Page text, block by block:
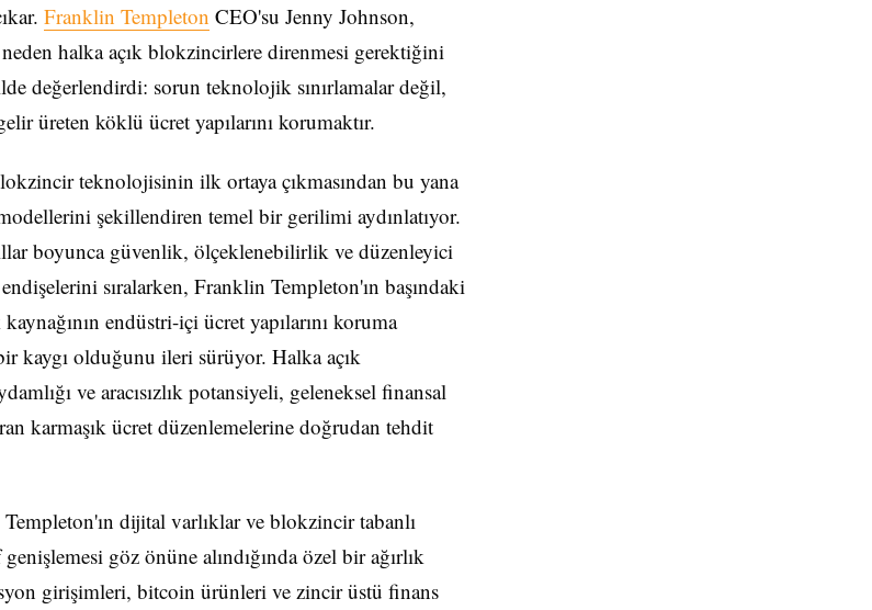
Franklin Templeton CEO'su Jenny Johnson,
halka açık blokzincirlere direnmesi gerektiğini
değerlendirdi: sorun teknolojik sınırlamalar değil,
üreten köklü ücret yapılarını korumaktır.
teknolojisinin ilk ortaya çıkmasından bu yana
şekillendiren temel bir gerilimi aydınlatıyor.
boyunca güvenlik, ölçeklenebilirlik ve düzenleyici
sıralarken, Franklin Templeton'ın başındaki
endüstri-içi ücret yapılarını koruma
kaygı olduğunu ileri sürüyor. Halka açık
ve aracısızlık potansiyeli, geleneksel finansal
karmaşık ücret düzenlemelerine doğrudan tehdit
Templeton'ın dijital varlıklar ve blokzincir tabanlı
göz önüne alındığında özel bir ağırlık
girişimleri, bitcoin ürünleri ve zincir üstü finans